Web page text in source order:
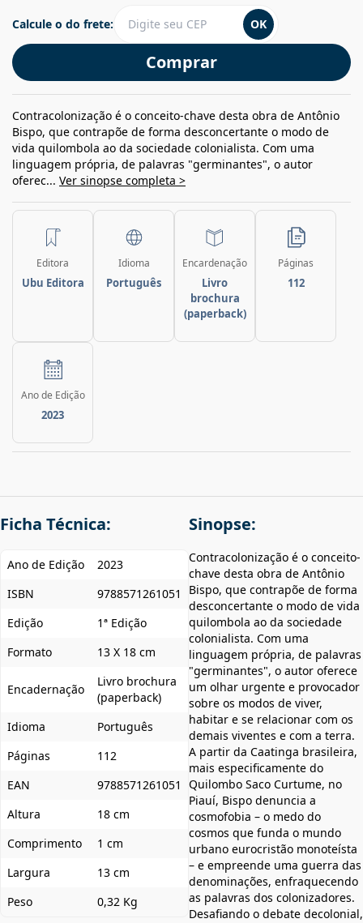
Comprar
Calcule o do frete: OK
Contracolonização é o conceito-chave desta obra de Antônio
Bispo, que contrapõe de forma desconcertante o modo de
vida quilombola ao da sociedade colonialista. Com uma
linguagem própria, de palavras "germinantes", o autor
oferec... Ver sinopse completa >
Editora
Ubu Editora
Idioma
Português
Encardenação
Livro
brochura
(paperback)
Páginas
112
Ano de Edição
2023
Ficha Técnica:
Ano de Edição
2023
ISBN
9788571261051
Edição
1ª Edição
Formato
13 X 18 cm
Encadernação
Livro brochura
(paperback)
Idioma
Português
Páginas
112
EAN
9788571261051
Altura
18 cm
Comprimento
1 cm
Largura
13 cm
Peso
0,32 Kg
Sinopse:
Contracolonização é o conceito-
chave desta obra de Antônio
Bispo, que contrapõe de forma
desconcertante o modo de vida
quilombola ao da sociedade
colonialista. Com uma
linguagem própria, de palavras
"germinantes", o autor oferece
um olhar urgente e provocador
sobre os modos de viver,
habitar e se relacionar com os
demais viventes e com a terra.
A partir da Caatinga brasileira,
mais especificamente do
Quilombo Saco Curtume, no
Piauí, Bispo denuncia a
cosmofobia – o medo do
cosmos que funda o mundo
urbano eurocristão monoteísta
– e empreende uma guerra das
denominações, enfraquecendo
as palavras dos colonizadores.
Desafiando o debate decolonial,